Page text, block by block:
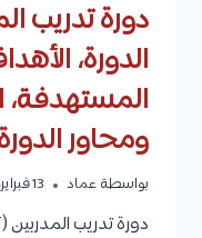
الدورة،
المستهدفة،
ومحاور
بواسطة عماد 13 فبراير، 2024